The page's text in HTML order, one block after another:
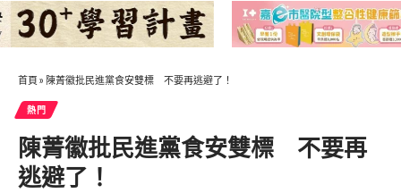
首頁 » 陳菁徽批民進黨食安雙標 不要再逃避了！
熱門
陳菁徽批民進黨食安雙標 不要再
逃避了！